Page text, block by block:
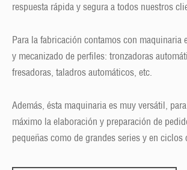
respuesta rápida y segura a todos nuestros
Para la fabricación contamos con maquinaria
y mecanizado de perfiles: tronzadoras
fresadoras, taladros automáticos, etc.
Además, ésta maquinaria es muy versátil,
máximo la elaboración y preparación de
pequeñas como de grandes series y en ciclos